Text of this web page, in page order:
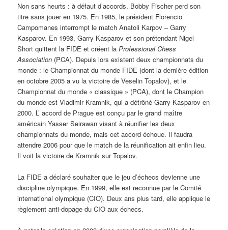
Non sans heurts : à défaut d’accords, Bobby Fischer perd son
titre sans jouer en 1975. En 1985, le président Florencio
Campomanes interrompt le match Anatoli Karpov – Garry
Kasparov. En 1993, Garry Kasparov et son prétendant Nigel
Short quittent la FIDE et créent laProfessional Chess
Association (PCA). Depuis lors existent deux championnats du
monde : le Championnat du monde FIDE (dont la dernière édition
en octobre 2005 a vu la victoire de Veselin Topalov), et le
Championnat du monde « classique » (PCA), dont le Champion
du monde est Vladimir Kramnik, qui a détrôné Garry Kasparov en
2000. L’ accord de Prague est conçu par le grand maître
américain Yasser Seirawan visant à réunifier les deux
championnats du monde, mais cet accord échoue. Il faudra
attendre 2006 pour que le match de la réunification ait enfin lieu.
Il voit la victoire de Kramnik sur Topalov.
La FIDE a déclaré souhaiter que le jeu d’échecs devienne une
discipline olympique. En 1999, elle est reconnue par le Comité
international olympique (CIO). Deux ans plus tard, elle applique le
règlement anti-dopage du CIO aux échecs.